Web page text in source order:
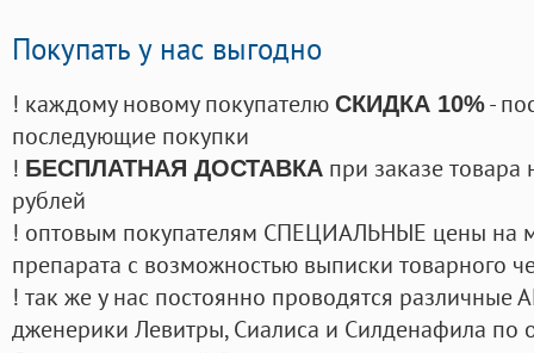
Покупать у нас выгодно
! каждому новому покупателю СКИДКА 10%-
последующие покупки
! БЕСПЛАТНАЯ ДОСТАВКА при заказе
рублей
! оптовым покупателям СПЕЦИАЛЬНЫЕ цены на
препарата с возможностью выписки товарного
! так же у нас постоянно проводятся
дженерики Левитры, Сиалиса и Силденафила по